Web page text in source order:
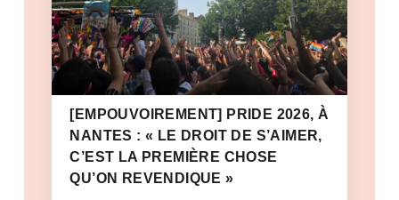
[EMPOUVOIREMENT] PRIDE 2026, À
NANTES : « LE DROIT DE S’AIMER,
C’EST LA PREMIÈRE CHOSE
QU’ON REVENDIQUE »